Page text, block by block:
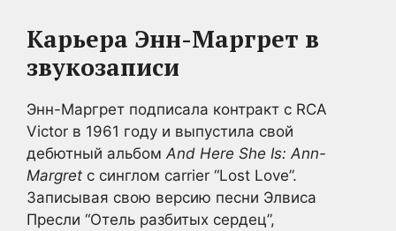
Карьера Энн-Маргрет в
звукозаписи
Энн-Маргрет подписала контракт с RCA
Victor в 1961 году и выпустила свой
дебютный альбом And Here She Is: Ann-
Margret с синглом carrier “Lost Love”.
Записывая свою версию песни Элвиса
Пресли “Отель разбитых сердец”,